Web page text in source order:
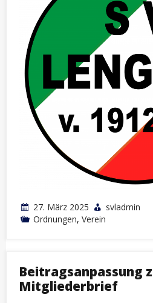
27. März 2025
svladmin
Ordnungen, Verein
Beitragsanpassung
Mitgliederbrief